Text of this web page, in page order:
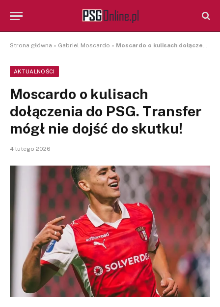
Strona główna » Gabriel Moscardo » Moscardo o kulisach dołączenia do PSG. Transfer mógł nie dojść do skutku!
AKTUALNOŚCI
Moscardo o kulisach
dołączenia do PSG. Transfer
mógł nie dojść do skutku!
4 lutego 2026